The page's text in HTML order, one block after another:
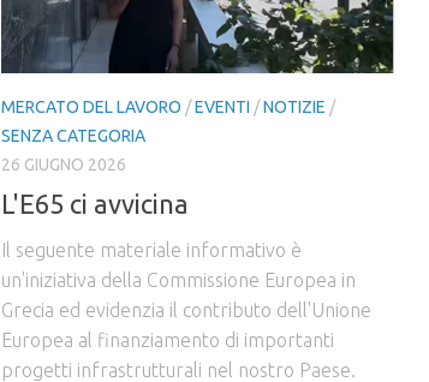
MERCATO DEL LAVORO /EVENTI /NOTIZIE /
SENZA CATEGORIA
26 GIUGNO 2026
L'E65 ci avvicina
Il seguente materiale informativo è
un'iniziativa della Commissione Europea in
Grecia ed evidenzia il contributo dell'Unione
Europea al finanziamento di importanti
progetti infrastrutturali nel nostro Paese.